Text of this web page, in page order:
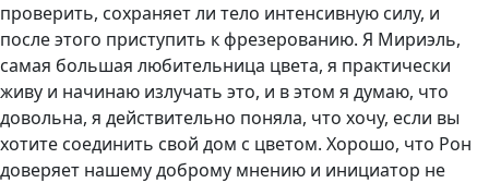
проверить, сохраняет ли тело интенсивную силу, и
после этого приступить к фрезерованию. Я Мириэль,
самая большая любительница цвета, я практически
живу и начинаю излучать это, и в этом я думаю, что
довольна, я действительно поняла, что хочу, если вы
хотите соединить свой дом с цветом. Хорошо, что Рон
доверяет нашему доброму мнению и инициатор не